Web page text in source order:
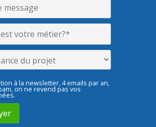
à la newsletter, 4 emails par an,
on ne revend pas vos